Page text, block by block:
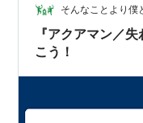
ニ… そんなことより僕
『アクアマン／
こう！